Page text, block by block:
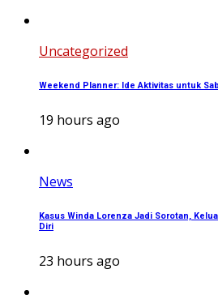
Uncategorized
Weekend Planner: Ide Aktivitas untuk
19 hours ago
News
Kasus Winda Lorenza Jadi Sorotan,
Diri
23 hours ago